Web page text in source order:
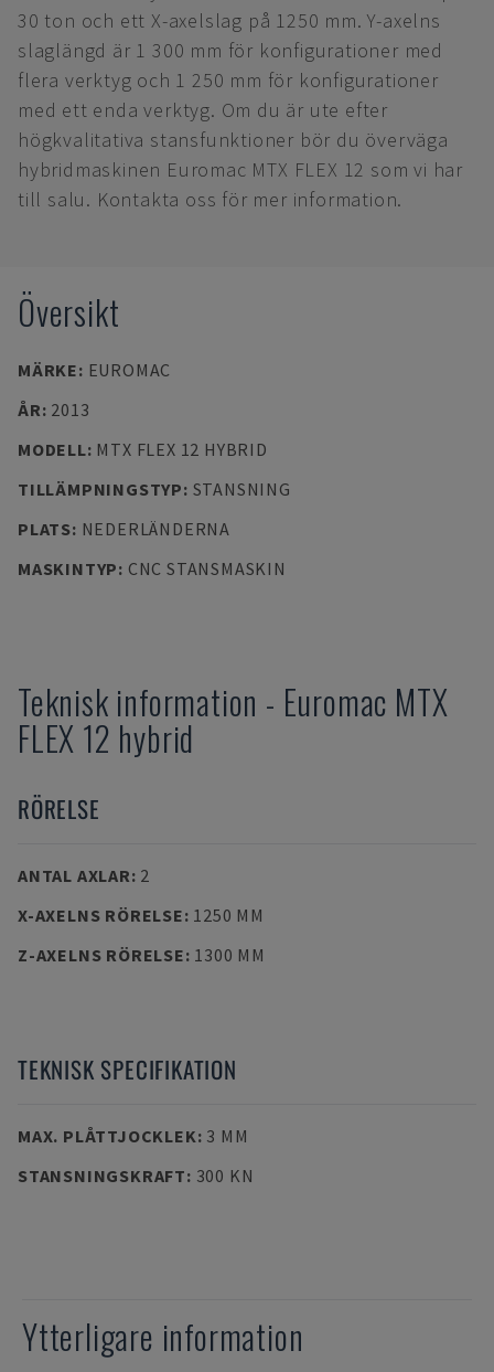
30 ton och ett X-axelslag på 1250 mm. Y-axelns
slaglängd är 1 300 mm för konfigurationer med
flera verktyg och 1 250 mm för konfigurationer
med ett enda verktyg. Om du är ute efter
högkvalitativa stansfunktioner bör du överväga
hybridmaskinen Euromac MTX FLEX 12 som vi har
till salu. Kontakta oss för mer information.
Översikt
MÄRKE: EUROMAC
ÅR: 2013
MODELL: MTX FLEX 12 HYBRID
TILLÄMPNINGSTYP: STANSNING
PLATS: NEDERLÄNDERNA
MASKINTYP: CNC STANSMASKIN
Teknisk information - Euromac MTX
FLEX 12 hybrid
RÖRELSE
ANTAL AXLAR: 2
X-AXELNS RÖRELSE: 1250 MM
Z-AXELNS RÖRELSE: 1300 MM
TEKNISK SPECIFIKATION
MAX. PLÅTTJOCKLEK: 3 MM
STANSNINGSKRAFT: 300 KN
Ytterligare information